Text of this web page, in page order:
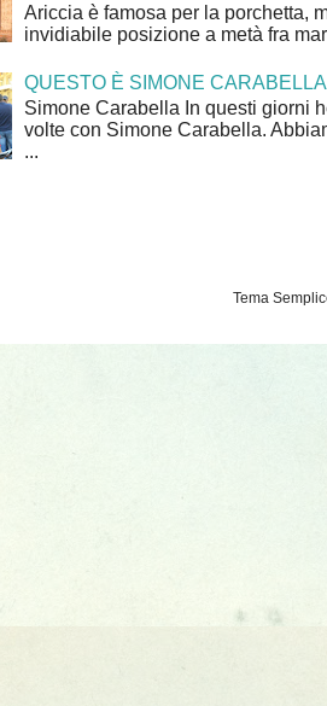
Ariccia è famosa per la porchetta,
invidiabile posizione a metà fra
QUESTO È SIMONE CARABELLA
Simone Carabella In questi giorni
volte con Simone Carabella.
...
Tema